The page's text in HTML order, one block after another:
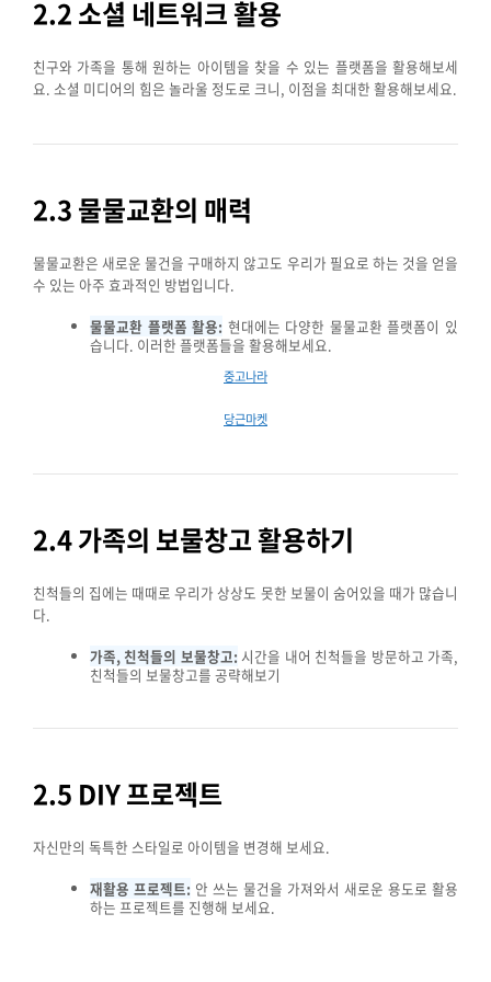
2.2 소셜 네트워크 활용
친구와 가족을 통해 원하는 아이템을 찾을 수 있는 플랫폼을 활용해보세
요. 소셜 미디어의 힘은 놀라울 정도로 크니, 이점을 최대한 활용해보세요.
2.3 물물교환의 매력
물물교환은 새로운 물건을 구매하지 않고도 우리가 필요로 하는 것을 얻을
수 있는 아주 효과적인 방법입니다.
물물교환 플랫폼 활용: 현대에는 다양한 물물교환 플랫폼이 있
습니다. 이러한 플랫폼들을 활용해보세요.
중고나라
당근마켓
2.4 가족의 보물창고 활용하기
친척들의 집에는 때때로 우리가 상상도 못한 보물이 숨어있을 때가 많습니
다.
가족, 친척들의 보물창고: 시간을 내어 친척들을 방문하고 가족,
친척들의 보물창고를 공략해보기
2.5 DIY 프로젝트
자신만의 독특한 스타일로 아이템을 변경해 보세요.
재활용 프로젝트: 안 쓰는 물건을 가져와서 새로운 용도로 활용
하는 프로젝트를 진행해 보세요.